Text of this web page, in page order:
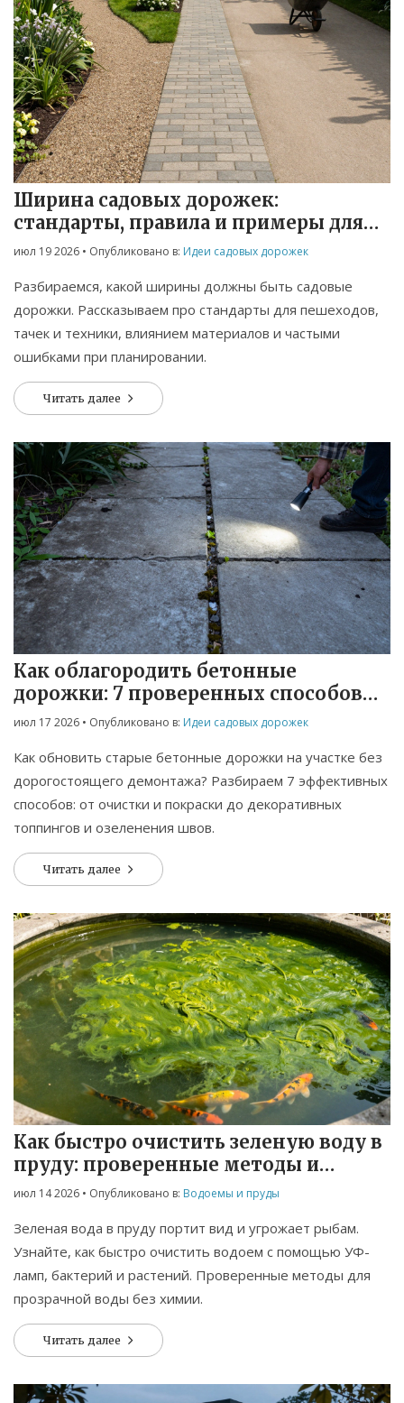
Ширина садовых дорожек:
стандарты, правила и примеры для
вашего участка
июл 19 2026 • Опубликовано в: Идеи садовых дорожек
Разбираемся, какой ширины должны быть садовые
дорожки. Рассказываем про стандарты для пешеходов,
тачек и техники, влиянием материалов и частыми
ошибками при планировании.
Читать далее
Как облагородить бетонные
дорожки: 7 проверенных способов
обновления
июл 17 2026 • Опубликовано в: Идеи садовых дорожек
Как обновить старые бетонные дорожки на участке без
дорогостоящего демонтажа? Разбираем 7 эффективных
способов: от очистки и покраски до декоративных
топпингов и озеленения швов.
Читать далее
Как быстро очистить зеленую воду в
пруду: проверенные методы и
советы
июл 14 2026 • Опубликовано в: Водоемы и пруды
Зеленая вода в пруду портит вид и угрожает рыбам.
Узнайте, как быстро очистить водоем с помощью УФ-
ламп, бактерий и растений. Проверенные методы для
прозрачной воды без химии.
Читать далее